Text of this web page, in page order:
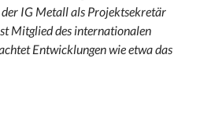
IG Metall als Projektsekretär
Mitglied des internationalen
Entwicklungen wie etwa das